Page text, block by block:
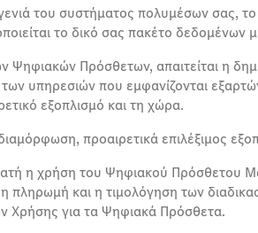
του συστήματος πολυμέσων σας,
το δικό σας πακέτο
Ψηφιακών Πρόσθετων, απαιτείται η
των υπηρεσιών που εμφανίζονται
εξοπλισμό και τη χώρα.
προαιρετικά επιλέξιμος
η χρήση του Ψηφιακού Πρόσθετου
η πληρωμή και η τιμολόγηση των
Χρήσης για τα Ψηφιακά Πρόσθετα.